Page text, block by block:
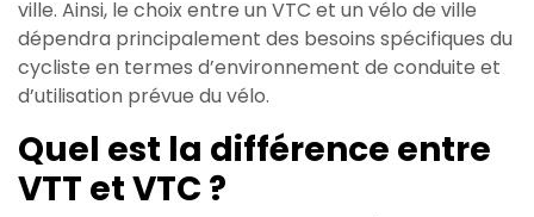
ville. Ainsi, le choix entre un VTC et un vélo de ville
dépendra principalement des besoins spécifiques du
cycliste en termes d’environnement de conduite et
d’utilisation prévue du vélo.
Quel est la différence entre
VTT et VTC ?